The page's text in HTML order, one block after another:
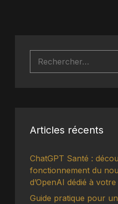
Articles récents
ChatGPT Santé :
fonctionnement du
d’OpenAI dédié à
Guide pratique pour